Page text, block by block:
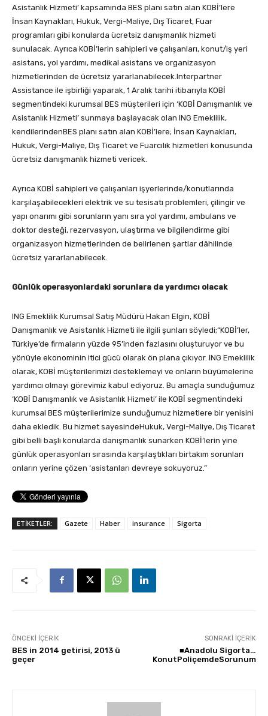
Asistanlık Hizmeti’ kapsamında BES planı satın alan KOBİ’lere
İnsan Kaynakları, Hukuk, Vergi-Maliye, Dış Ticaret, Fuar
programları gibi konularda ücretsiz danışmanlık hizmeti
sunulacak. Ayrıca KOBİ’lerin sahipleri ve çalışanları, konut/iş yeri
asistans, yol yardımı, medikal asistans ve organizasyon
hizmetlerinden de ücretsiz yararlanabilecek.Interpartner
Assistance ile işbirliği yaparak, 1 Aralık tarihi itibarıyla KOBİ
segmentindeki kurumsal BES müşterileri için ‘KOBİ Danışmanlık ve
Asistanlık Hizmeti’ sunmaya başlayacak olan ING Emeklilik,
kendilerindenBES planı satın alan KOBİ’lere; İnsan Kaynakları,
Hukuk, Vergi-Maliye, Dış Ticaret ve Fuarcılık hizmetleri konusunda
ücretsiz danışmanlık hizmeti vericek.
Ayrıca KOBİ sahipleri ve çalışanları işyerlerinde/konutlarında
karşılaşabilecekleri elektrik ve su tesisatı problemleri, çilingir ve
yapı onarımı gibi sorunların yanı sıra yol yardımı, ambulans ve
doktor desteği, rezervasyon, ulaştırma ve bilgilendirme gibi
organizasyon hizmetlerinden de belirlenen şartlar dâhilinde
ücretsiz yararlanabilecek.
Günlük operasyonlardaki sorunlara da yardımcı olacak
ING Emeklilik Kurumsal Satış Müdürü Hakan Elgin, KOBİ
Danışmanlık ve Asistanlık Hizmeti ile ilgili şunları söyledi;“KOBİ’ler,
Türkiye’de firmaların yüzde 95’inden fazlasını oluşturuyor ve bu
yönüyle ekonominin itici gücü olarak ön plana çıkıyor. ING Emeklilik
olarak, KOBİ müşterilerimizi desteklemeyi ve onların büyümelerine
yardımcı olmayı görevimiz kabul ediyoruz. Bu amaçla sunduğumuz
‘KOBİ Danışmanlık ve Asistanlık Hizmeti’ ile KOBİ segmentindeki
kurumsal BES müşterilerimize sunduğumuz hizmetlere bir yenisini
daha ekledik. Bu hizmet sayesindeHukuk, Vergi-Maliye, Dış Ticaret
gibi belli başlı konularda danışmanlık sunarken KOBİ’lerin yine
günlük operasyonları sırasında karşılaştıkları birtakım sorunları
onların yerine çözen ‘asistanları devreye sokuyoruz.”
ETİKETLER: Gazete Haber insurance Sigorta
ÖNCEKI İÇERIK
BES in 2014 getirisi, 2013 ü
geçer
SONRAKI İÇERIK
■Anadolu Sigorta…
KonutPoliçemdeSorunum